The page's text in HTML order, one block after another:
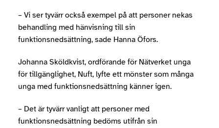
– Vi ser tyvärr också exempel på att personer nekas
behandling med hänvisning till sin
funktionsnedsättning, sade Hanna Öfors.
Johanna Sköldkvist, ordförande för Nätverket unga
för tillgänglighet, Nuft, lyfte ett mönster som många
unga med funktionsnedsättning känner igen.
– Det är tyvärr vanligt att personer med
funktionsnedsättning bedöms utifrån sin